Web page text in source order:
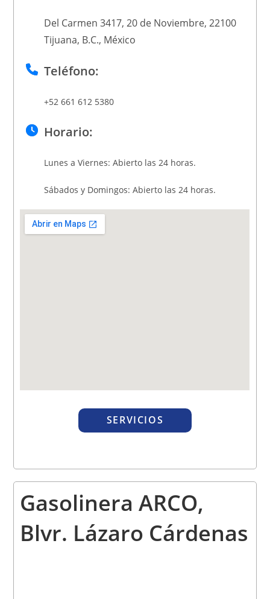
Del Carmen 3417, 20 de Noviembre, 22100
Tijuana, B.C., México
Teléfono:
+52 661 612 5380
Horario:
Lunes a Viernes: Abierto las 24 horas.
Sábados y Domingos: Abierto las 24 horas.
SERVICIOS
GasolineraARCO,
Blvr. Lázaro Cárdenas